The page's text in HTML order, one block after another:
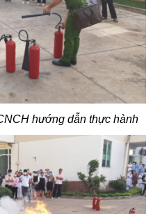
hướng dẫn thực hành